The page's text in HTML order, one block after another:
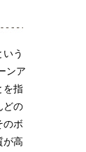
う
ンア
を指
どの
のボ
が高